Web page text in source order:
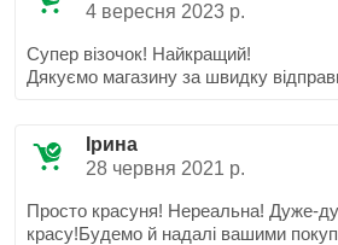
4 вересня 2023 р.
Супер візочок! Найкращий!
Дякуємо магазину за швидку
Ірина
28 червня 2021 р.
Просто красуня! Нереальна! Дуже-
красу!Будемо й надалі вашими